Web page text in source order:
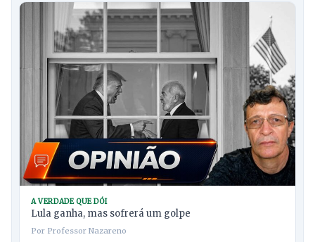
A VERDADE QUE DÓI
Lula ganha, mas sofrerá um golpe
Por Professor Nazareno